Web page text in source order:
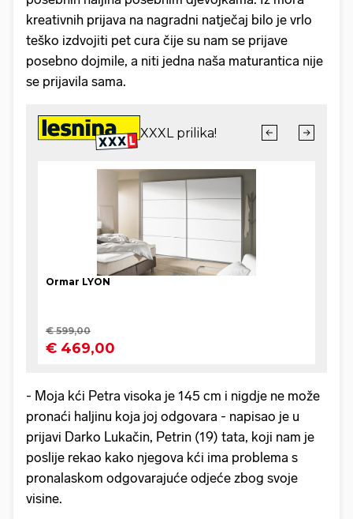
kreativnih prijava na nagradni natječaj bilo je vrlo
teško izdvojiti pet cura čije su nam se prijave
posebno dojmile, a niti jedna naša maturantica nije
se prijavila sama.
- Moja kći Petra visoka je 145 cm i nigdje ne može
pronaći haljinu koja joj odgovara - napisao je u
prijavi Darko Lukačin, Petrin (19) tata, koji nam je
poslije rekao kako njegova kći ima problema s
pronalaskom odgovarajuće odjeće zbog svoje
visine.